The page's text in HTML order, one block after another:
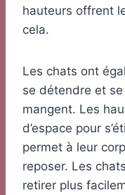
hauteurs offrent
cela.
Les chats ont
se détendre et se
mangent. Les
d’espace pour
permet à leur
reposer. Les
retirer plus